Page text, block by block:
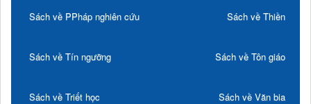
Sách về PPháp nghiên cứu Sách về Thiền
Sách về Tín ngưỡng Sách về Tôn giáo
Sách về Triết học Sách về Văn bia